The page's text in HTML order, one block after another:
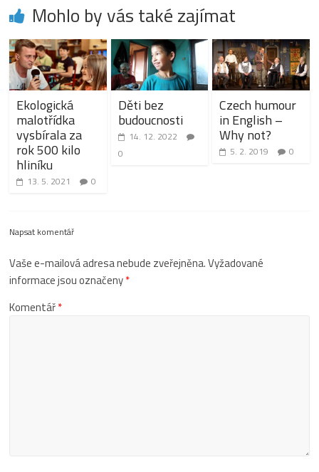
Mohlo by vás také zajímat
Ekologická
malotřídka
vysbírala za
rok 500 kilo
hliníku
13. 5. 2021 0
Děti bez
budoucnosti
14. 12. 2022
0
Czech humour
in English –
Why not?
5. 2. 2019 0
Napsat komentář
Vaše e-mailová adresa nebude zveřejněna.Vyžadované
informace jsou označeny*
Komentář*